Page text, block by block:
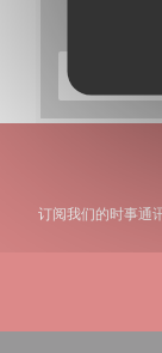
订阅我们的时事通